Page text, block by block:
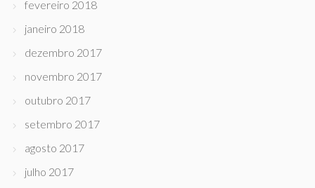
fevereiro 2018
janeiro 2018
dezembro 2017
novembro 2017
outubro 2017
setembro 2017
agosto 2017
julho 2017